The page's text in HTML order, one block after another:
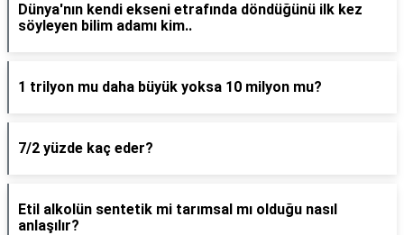
Dünya'nın kendi ekseni etrafında döndüğünü ilk kez
söyleyen bilim adamı kim..
1 trilyon mu daha büyük yoksa 10 milyon mu?
7/2 yüzde kaç eder?
Etil alkolün sentetik mi tarımsal mı olduğu nasıl
anlaşılır?